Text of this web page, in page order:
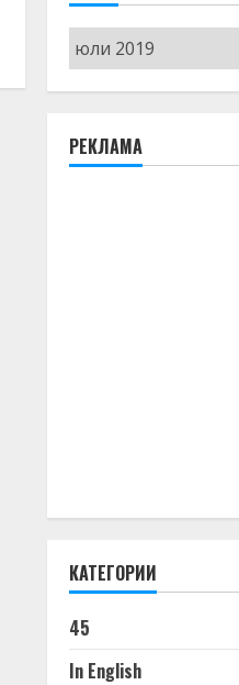
Архив
РЕКЛАМА
КАТЕГОРИИ
45
In English